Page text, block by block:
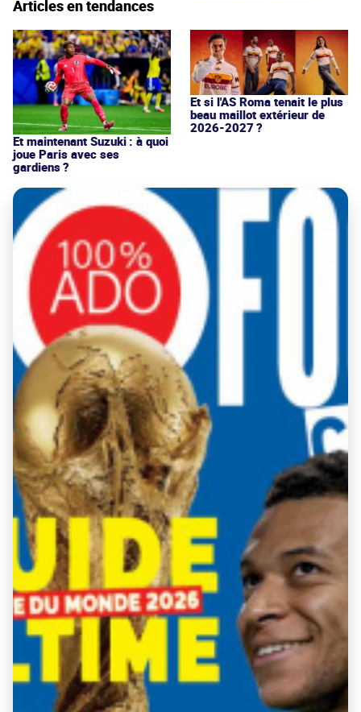
Articles en tendances
Et maintenant Suzuki : à quoi
joue Paris avec ses
gardiens ?
Et si l'AS Roma tenait le plus
beau maillot extérieur de
2026-2027 ?